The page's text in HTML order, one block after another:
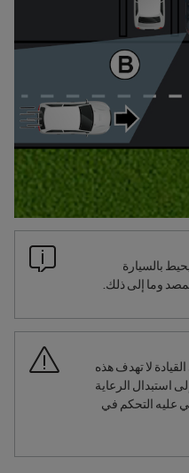
بالسيارة
وما إلى ذلك.
لا تهدف هذه
الرعاية
عليه التحكم في